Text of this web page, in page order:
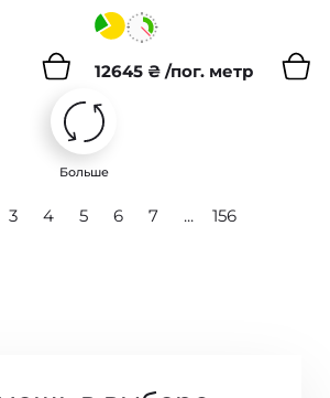
City
12645 ₴ /пог. метр
Больше
3 4 5 6 7 ... 156